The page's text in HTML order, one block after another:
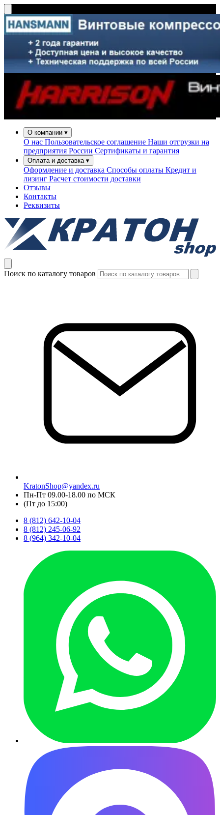
О компании ▾
О нас Пользовательское соглашение Наши отгрузки на
предприятия России Сертификаты и гарантия
Оплата и доставка ▾
Оформление и доставка Способы оплаты Кредит и
лизинг Расчет стоимости доставки
Отзывы
Контакты
Реквизиты
Поиск по каталогу товаров
KratonShop@yandex.ru
Пн-Пт 09.00-18.00 по МСК
(Пт до 15:00)
8 (812) 642-10-04
8 (812) 245-06-92
8 (964) 342-10-04